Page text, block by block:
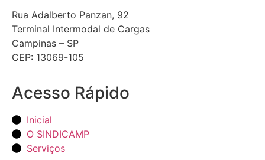
Rua Adalberto Panzan, 92
Terminal Intermodal de Cargas
Campinas – SP
CEP: 13069-105
Acesso Rápido
Inicial
O SINDICAMP
Serviços